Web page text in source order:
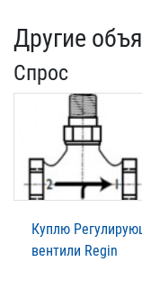
Другие
Спрос
Куплю
вентили Regin